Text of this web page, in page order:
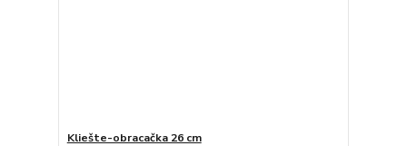
Kliešte-obracačka 26 cm